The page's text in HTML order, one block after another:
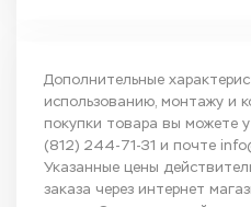
Дополнительные
использованию, монтажу и
покупки товара вы можете
(812) 244-71-31 и почте
Указанные цены
заказа через интернет